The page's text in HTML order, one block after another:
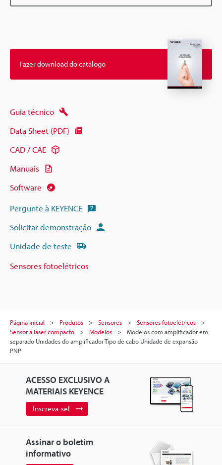
Fazer download do catálogo
Guia técnico
Data Sheet (PDF)
CAD / CAE
Manuais
Software
Pergunte à KEYENCE
Solicitar demonstração
Unidade de teste
Sensores fotoelétricos
Página inicial Produtos Sensores
Sensores fotoelétricos
Sensor a laser compacto
Modelos
Modelos com amplificador em
separado Unidades do amplificador Tipo de cabo Unidade de expansão
PNP
ACESSO EXCLUSIVO A
MATERIAIS KEYENCE
Inscreva-se!
Assinar o boletim
informativo